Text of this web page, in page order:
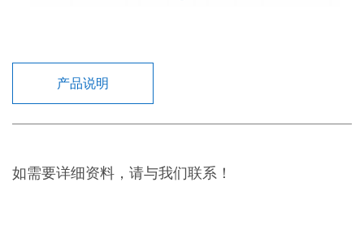
产品说明
如需要详细资料，请与我们联系！